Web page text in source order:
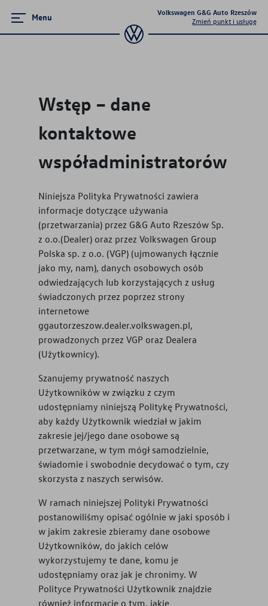
Menu
Volkswagen G&G Auto Rzeszów
Zmień punkt i usługę
Promocje i aktualności
Modele osobowe
Samochody Używane
Finansowanie
Ubezpieczenia
Gwarancja i ochrona
Serwis
Części zamienne
Akcesoria
Mapa i kontakt
Konfigurator jazdy próbnej
Volkswagen Connect
Kariera w ASO
Wstęp – dane
kontaktowe
współadministratorów
Niniejsza Polityka Prywatności zawiera
informacje dotyczące używania
(przetwarzania) przez G&G Auto Rzeszów Sp.
z o.o.(Dealer) oraz przez Volkswagen Group
Polska sp. z o.o. (VGP) (ujmowanych łącznie
jako my, nam), danych osobowych osób
odwiedzających lub korzystających z usług
świadczonych przez poprzez strony
internetowe
ggautorzeszow.dealer.volkswagen.pl,
prowadzonych przez VGP oraz Dealera
(Użytkownicy).
Szanujemy prywatność naszych
Użytkowników w związku z czym
udostępniamy niniejszą Politykę Prywatności,
aby każdy Użytkownik wiedział w jakim
zakresie jej/jego dane osobowe są
przetwarzane, w tym mógł samodzielnie,
świadomie i swobodnie decydować o tym, czy
skorzysta z naszych serwisów.
W ramach niniejszej Polityki Prywatności
postanowiliśmy opisać ogólnie w jaki sposób i
w jakim zakresie zbieramy dane osobowe
Użytkowników, do jakich celów
wykorzystujemy te dane, komu je
udostępniamy oraz jak je chronimy. W
Polityce Prywatności Użytkownik znajdzie
również informację o tym, jakie